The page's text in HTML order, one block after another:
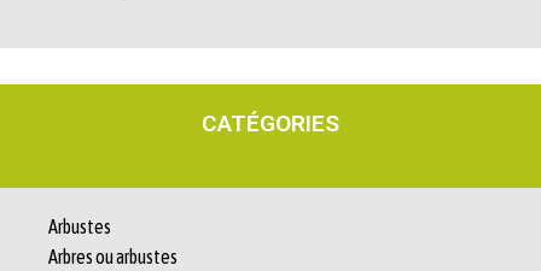
CATÉGORIES
Arbustes
Arbres ou arbustes